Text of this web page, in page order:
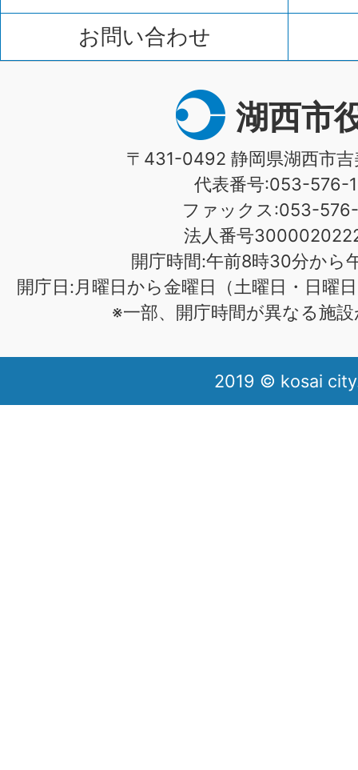
お問い合わせ
湖西市
〒431-0492 静岡県湖西市
代表番号:053-576-
ファックス:053-576-
法人番号
開庁時間:午前8時30分から
開庁日:月曜日から金曜日（土曜日・日曜
※一部、開庁時間が異なる施
2019 © kosai